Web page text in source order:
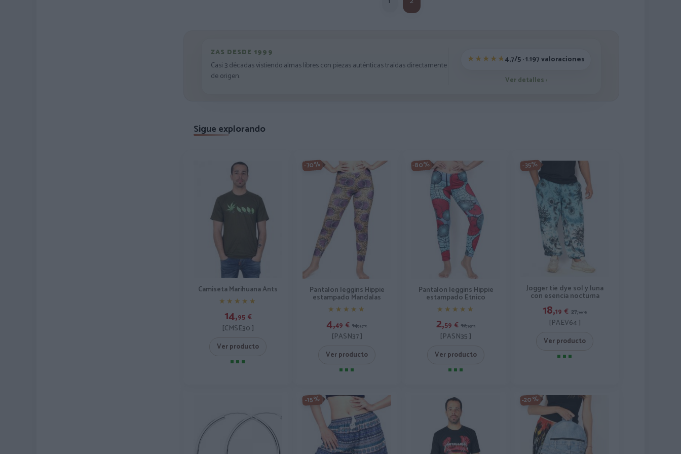
ZAS DESDE 1999
Casi 3 décadas vistiendo almas libres con piezas auténticas traídas directamente
de origen.
4,7/5 · 1.197 valoraciones
Ver detalles ›
Sigue explorando
Camiseta Marihuana Ants
★★★★★
★★★★★
14,95 €
[CMSE30 ]
Ver producto
-70%
Pantalon leggins Hippie
estampado Mandalas
★★★★★
★★★★★
4,49 € 14,95 €
[PASN37 ]
Ver producto
-80%
Pantalon leggins Hippie
estampado Etnico
★★★★★
★★★★★
2,59 € 12,95 €
[PASN35 ]
Ver producto
-35%
Jogger tie dye sol y luna
con esencia nocturna
18,19 € 27,99 €
[PAEV64 ]
Ver producto
-15% -20%